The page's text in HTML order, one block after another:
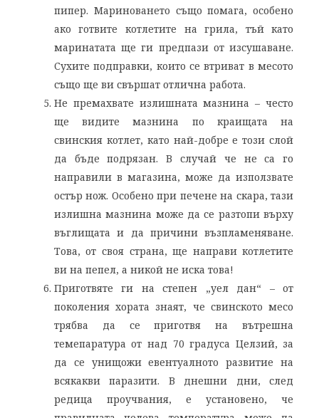
пипер. Мариноването също помага, особено
ако готвите котлетите на грила, тъй като
маринатата ще ги предпази от изсушаване.
Сухите подправки, които се втриват в месото
също ще ви свършат отлична работа.
Не премахвате излишната мазнина – често
ще видите мазнина по краищата на
свинския котлет, като най-добре е този слой
да бъде подрязан. В случай че не са го
направили в магазина, може да използвате
остър нож. Особено при печене на скара, тази
излишна мазнина може да се разтопи върху
въглищата и да причини възпламеняване.
Това, от своя страна, ще направи котлетите
ви на пепел, а никой не иска това!
Приготвяте ги на степен „уел дан“ – от
поколения хората знаят, че свинското месо
трябва да се приготвя на вътрешна
темепаратура от над 70 градуса Целзий, за
да се унищожи евентуалното развитие на
всякакви паразити. В днешни дни, след
редица проучвания, е установено, че